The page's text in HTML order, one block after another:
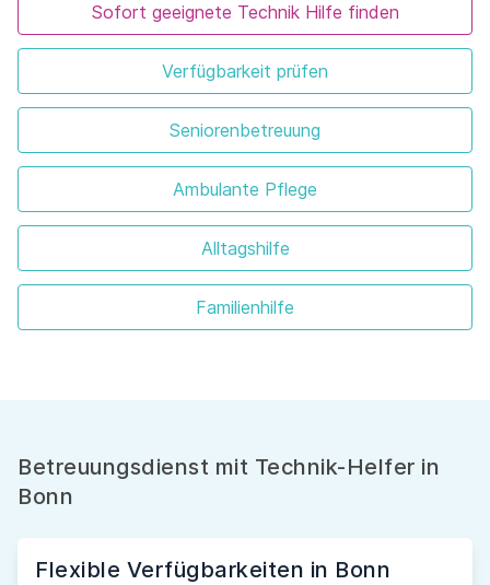
Sofort geeignete Technik Hilfe finden
Verfügbarkeit prüfen
Seniorenbetreuung
Ambulante Pflege
Alltagshilfe
Familienhilfe
Betreuungsdienst mit Technik-Helfer in
Bonn
Flexible Verfügbarkeiten in Bonn